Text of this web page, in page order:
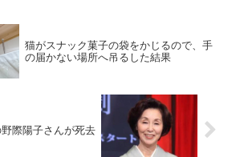
猫がスナック菓子の袋をかじるので、手
の届かない場所へ吊るした結果
際陽子さんが死去